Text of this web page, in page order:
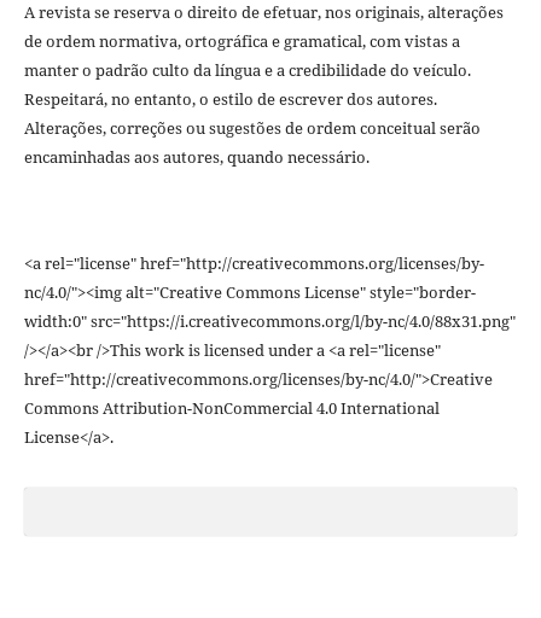
A revista se reserva o direito de efetuar, nos originais, alterações
de ordem normativa, ortográfica e gramatical, com vistas a
manter o padrão culto da língua e a credibilidade do veículo.
Respeitará, no entanto, o estilo de escrever dos autores.
Alterações, correções ou sugestões de ordem conceitual serão
encaminhadas aos autores, quando necessário.
<a rel="license" href="http://creativecommons.org/licenses/by-
nc/4.0/"><img alt="Creative Commons License" style="border-
width:0" src="https://i.creativecommons.org/l/by-nc/4.0/88x31.png"
/></a><br />This work is licensed under a <a rel="license"
href="http://creativecommons.org/licenses/by-nc/4.0/">Creative
Commons Attribution-NonCommercial 4.0 International
License</a>.